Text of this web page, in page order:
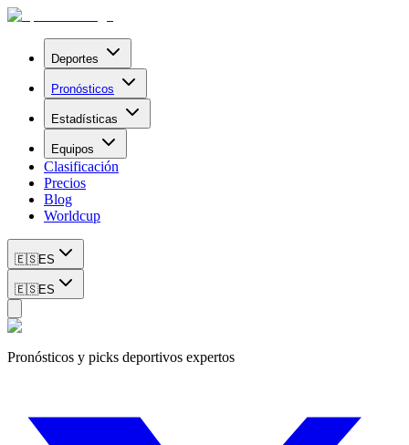
Deportes
Pronósticos
Estadísticas
Equipos
Clasificación
Precios
Blog
Worldcup
🇪🇸ES
🇪🇸ES
Pronósticos y picks deportivos expertos